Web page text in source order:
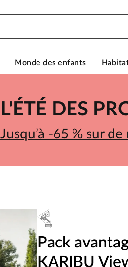
Monde des enfants
L'ÉTÉ DES
Jusqu’à -65 % sur
Pack
KARIBU